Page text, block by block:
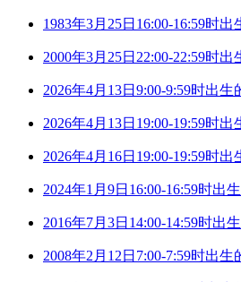
1983年3月25日16:00-16:59时
2000年3月25日22:00-22:59时
2026年4月13日9:00-9:59时出
2026年4月13日19:00-19:59时
2026年4月16日19:00-19:59时
2024年1月9日16:00-16:59时出
2016年7月3日14:00-14:59时出
2008年2月12日7:00-7:59时出